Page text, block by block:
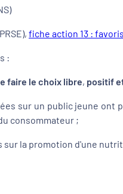
fiche action 13 :
:
faire le choix libre, positif
sur un public jeune ont
consommateur ;
sur la promotion d'une